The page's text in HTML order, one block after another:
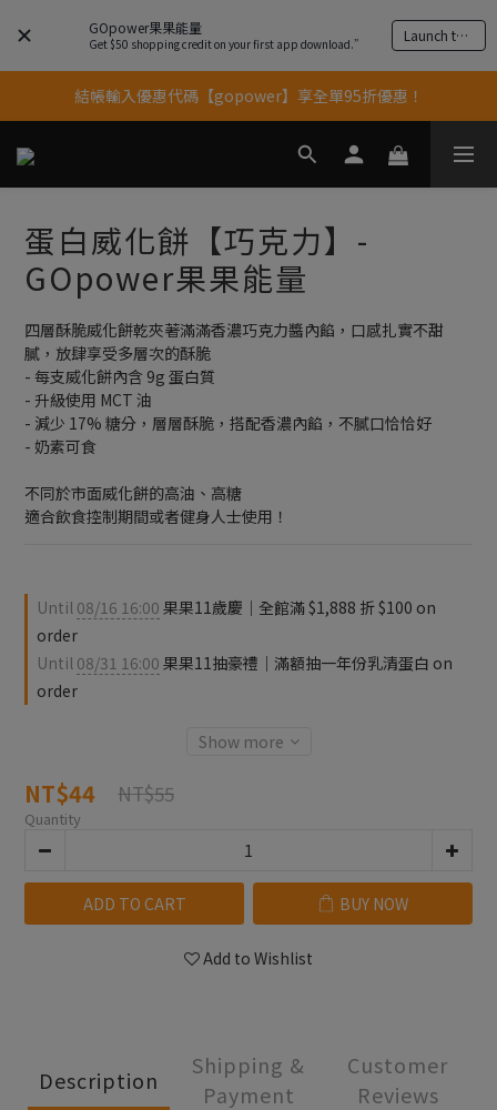
GOpower果果能量
Get $50 shopping credit on your first app download.” Launch the app
果果11歲慶｜App 下單享 5% 購物金回饋
果果11歲慶｜App 下單享 5% 購物金回饋
結帳輸入優惠代碼【gopower】享全單95折優惠！
11歲慶好禮｜買 500g/1kg 指定乳清2包贈品牌毛巾
蛋白威化餅【巧克力】-
GOpower果果能量
四層酥脆威化餅乾夾著滿滿香濃巧克力醬內餡，口感扎實不甜
膩，放肆享受多層次的酥脆
- 每支威化餅內含 9g 蛋白質
- 升級使用 MCT 油
- 減少 17% 糖分，層層酥脆，搭配香濃內餡，不膩口恰恰好
- 奶素可食
不同於市面威化餅的高油、高糖
適合飲食控制期間或者健身人士使用！
Until 08/16 16:00 果果11歲慶｜全館滿 $1,888 折 $100 on
order
Until 08/31 16:00 果果11抽豪禮｜滿額抽一年份乳清蛋白 on
order
Show more
NT$44 NT$55
Quantity
ADD TO CART BUY NOW
Add to Wishlist
Description
Shipping &
Payment
Customer
Reviews